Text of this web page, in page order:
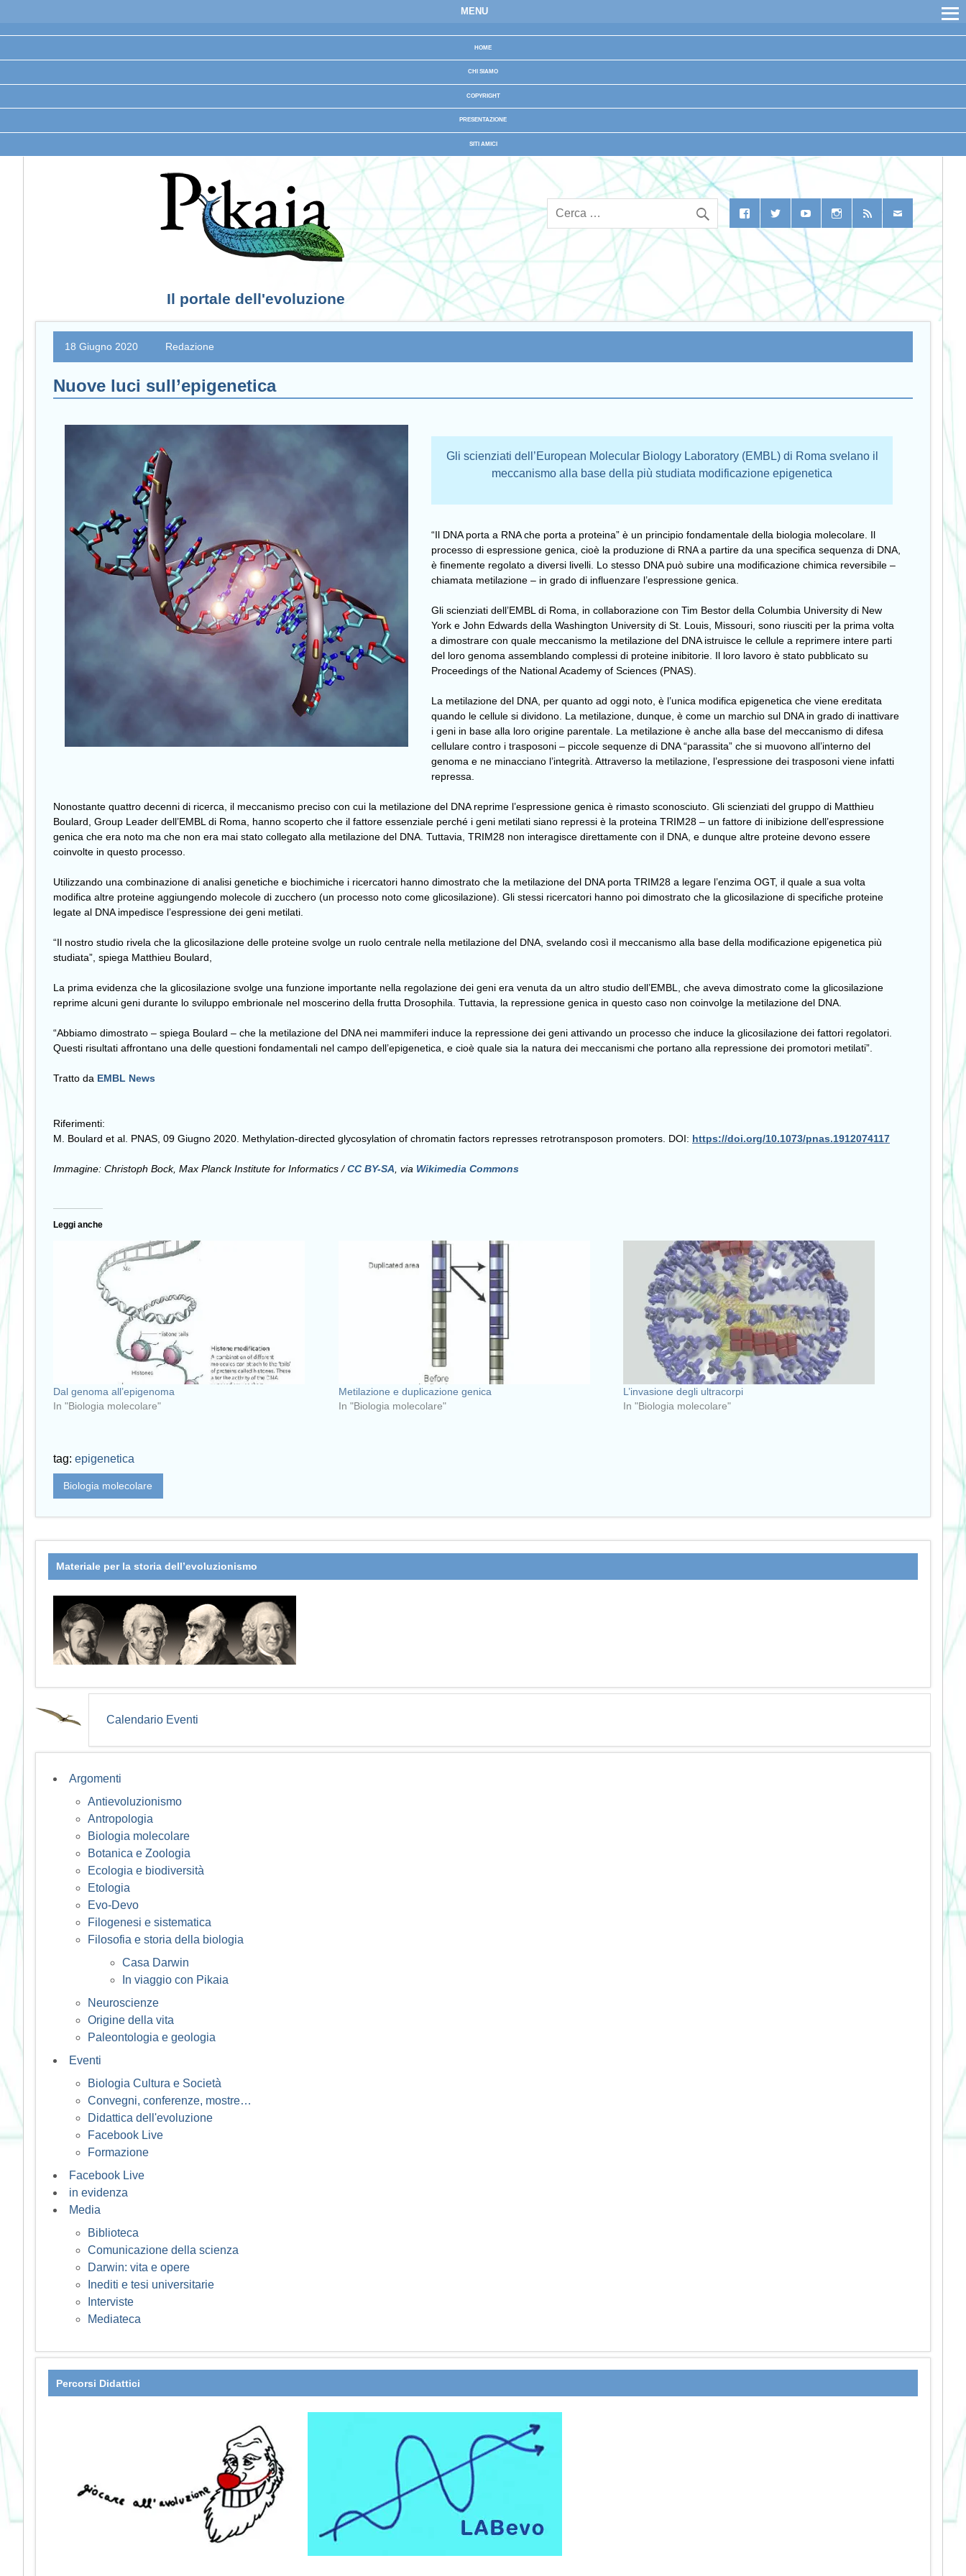
MENU
HOME
CHI SIAMO
COPYRIGHT
PRESENTAZIONE
SITI AMICI
Il portale dell'evoluzione
18 Giugno 2020 Redazione
Nuove luci sull’epigenetica
Gli scienziati dell’European Molecular Biology Laboratory (EMBL) di Roma svelano il
meccanismo alla base della più studiata modificazione epigenetica
“Il DNA porta a RNA che porta a proteina” è un principio fondamentale della biologia molecolare. Il
processo di espressione genica, cioè la produzione di RNA a partire da una specifica sequenza di DNA,
è finemente regolato a diversi livelli. Lo stesso DNA può subire una modificazione chimica reversibile –
chiamata metilazione – in grado di influenzare l’espressione genica.
Gli scienziati dell’EMBL di Roma, in collaborazione con Tim Bestor della Columbia University di New
York e John Edwards della Washington University di St. Louis, Missouri, sono riusciti per la prima volta
a dimostrare con quale meccanismo la metilazione del DNA istruisce le cellule a reprimere intere parti
del loro genoma assemblando complessi di proteine inibitorie. Il loro lavoro è stato pubblicato su
Proceedings of the National Academy of Sciences (PNAS).
La metilazione del DNA, per quanto ad oggi noto, è l’unica modifica epigenetica che viene ereditata
quando le cellule si dividono. La metilazione, dunque, è come un marchio sul DNA in grado di inattivare
i geni in base alla loro origine parentale. La metilazione è anche alla base del meccanismo di difesa
cellulare contro i trasposoni – piccole sequenze di DNA “parassita” che si muovono all’interno del
genoma e ne minacciano l’integrità. Attraverso la metilazione, l’espressione dei trasposoni viene infatti
repressa.
Nonostante quattro decenni di ricerca, il meccanismo preciso con cui la metilazione del DNA reprime l’espressione genica è rimasto sconosciuto. Gli scienziati del gruppo di Matthieu
Boulard, Group Leader dell’EMBL di Roma, hanno scoperto che il fattore essenziale perché i geni metilati siano repressi è la proteina TRIM28 – un fattore di inibizione dell’espressione
genica che era noto ma che non era mai stato collegato alla metilazione del DNA. Tuttavia, TRIM28 non interagisce direttamente con il DNA, e dunque altre proteine devono essere
coinvolte in questo processo.
Utilizzando una combinazione di analisi genetiche e biochimiche i ricercatori hanno dimostrato che la metilazione del DNA porta TRIM28 a legare l’enzima OGT, il quale a sua volta
modifica altre proteine aggiungendo molecole di zucchero (un processo noto come glicosilazione). Gli stessi ricercatori hanno poi dimostrato che la glicosilazione di specifiche proteine
legate al DNA impedisce l’espressione dei geni metilati.
“Il nostro studio rivela che la glicosilazione delle proteine svolge un ruolo centrale nella metilazione del DNA, svelando così il meccanismo alla base della modificazione epigenetica più
studiata”, spiega Matthieu Boulard,
La prima evidenza che la glicosilazione svolge una funzione importante nella regolazione dei geni era venuta da un altro studio dell’EMBL, che aveva dimostrato come la glicosilazione
reprime alcuni geni durante lo sviluppo embrionale nel moscerino della frutta Drosophila. Tuttavia, la repressione genica in questo caso non coinvolge la metilazione del DNA.
“Abbiamo dimostrato – spiega Boulard – che la metilazione del DNA nei mammiferi induce la repressione dei geni attivando un processo che induce la glicosilazione dei fattori regolatori.
Questi risultati affrontano una delle questioni fondamentali nel campo dell’epigenetica, e cioè quale sia la natura dei meccanismi che portano alla repressione dei promotori metilati”.
Tratto da EMBL News
Riferimenti:
M. Boulard et al. PNAS, 09 Giugno 2020. Methylation-directed glycosylation of chromatin factors represses retrotransposon promoters. DOI: https://doi.org/10.1073/pnas.1912074117
Immagine: Christoph Bock, Max Planck Institute for Informatics /CC BY-SA , via Wikimedia Commons
Leggi anche
Dal genoma all’epigenoma
In "Biologia molecolare"
Metilazione e duplicazione genica
In "Biologia molecolare"
L’invasione degli ultracorpi
In "Biologia molecolare"
tag: epigenetica
Biologia molecolare
Materiale per la storia dell’evoluzionismo
Calendario Eventi
Argomenti
Antievoluzionismo
Antropologia
Biologia molecolare
Botanica e Zoologia
Ecologia e biodiversità
Etologia
Evo-Devo
Filogenesi e sistematica
Filosofia e storia della biologia
Casa Darwin
In viaggio con Pikaia
Neuroscienze
Origine della vita
Paleontologia e geologia
Eventi
Biologia Cultura e Società
Convegni, conferenze, mostre…
Didattica dell'evoluzione
Facebook Live
Formazione
Facebook Live
in evidenza
Media
Biblioteca
Comunicazione della scienza
Darwin: vita e opere
Inediti e tesi universitarie
Interviste
Mediateca
Percorsi Didattici